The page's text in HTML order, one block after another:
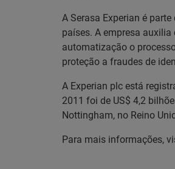
A Serasa Experian é
países. A empresa
automatização o
proteção a fraudes de
A Experian plc está
2011 foi de US$ 4,2
Nottingham, no Reino
Para mais informações,